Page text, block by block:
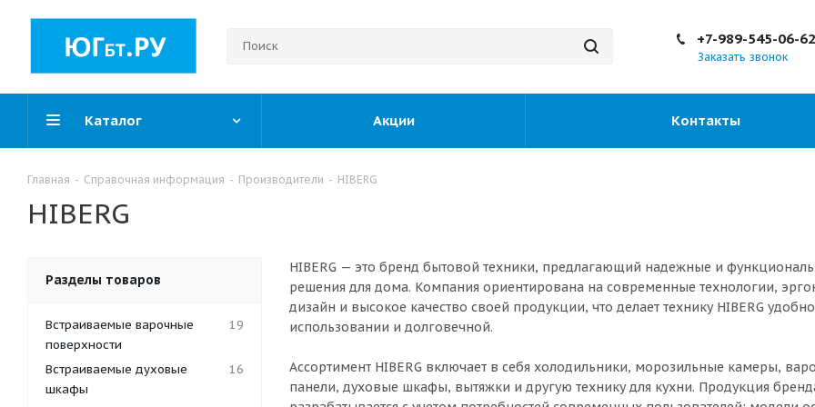
+7-989-545-06-62
Заказать звонок
Каталог Акции Контакты
Главная - Справочная информация - Производители - HIBERG
HIBERG
HIBERG — это бренд бытовой техники, предлагающий надежные и
решения для дома. Компания ориентирована на современные технологии,
дизайн и высокое качество своей продукции, что делает технику HIBERG
использовании и долговечной.
Ассортимент HIBERG включает в себя холодильники, морозильные камеры,
панели, духовые шкафы, вытяжки и другую технику для кухни. Продукция
Разделы товаров
Встраиваемые варочные
поверхности
19
Встраиваемые духовые
шкафы
16